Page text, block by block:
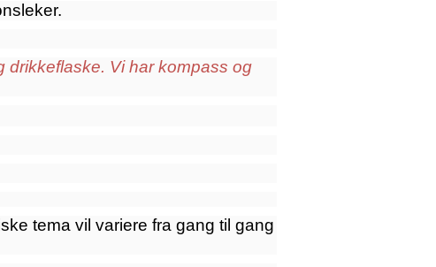
Vi har kompass og
tema vil variere fra gang til gang